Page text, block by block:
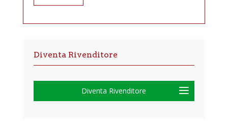
Diventa Rivenditore
Diventa Rivenditore